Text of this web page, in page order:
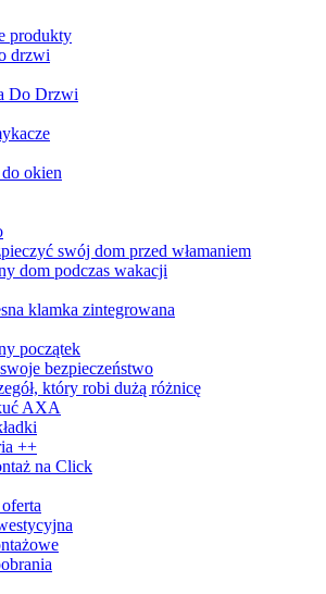
produkty
drzwi
Do Drzwi
okien
swój dom przed włamaniem
dom podczas wakacji
klamka zintegrowana
początek
bezpieczeństwo
który robi dużą różnicę
AXA
++
na Click